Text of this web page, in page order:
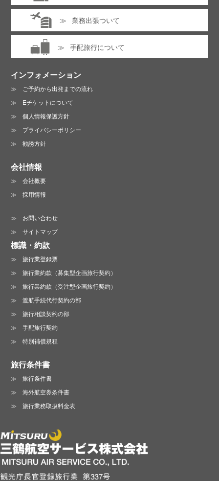
業務出張ついて
手配旅行について
インフォメーション
ご予約から出発までの流れ
Eチケットについて
個人情報保護方針
プライバシーポリシー
勧誘方針
会社情報
会社概要
採用情報
お問い合わせ
サイトマップ
標識・約款
旅行業登録票
旅行業約款（募集型企画旅行契約）
旅行業約款（受注型企画旅行契約）
渡航手続代行契約の部
旅行相談契約の部
手配旅行契約
特別補償規程
旅行条件書
旅行条件書
海外航空券条件書
旅行業務取扱料金表